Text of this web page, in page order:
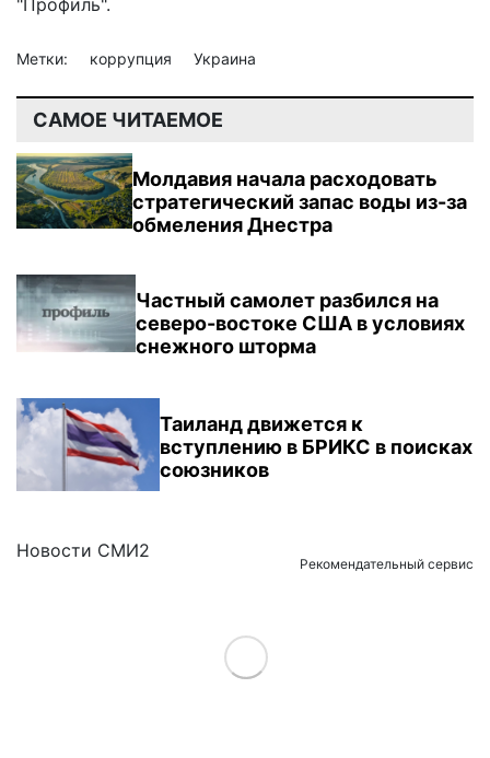
Метки: коррупция Украина
САМОЕ ЧИТАЕМОЕ
Молдавия начала расходовать
стратегический запас воды из-за
обмеления Днестра
Частный самолет разбился на
северо-востоке США в условиях
снежного шторма
Таиланд движется к
вступлению в БРИКС в поисках
союзников
Новости СМИ2
Рекомендательный сервис
Load More